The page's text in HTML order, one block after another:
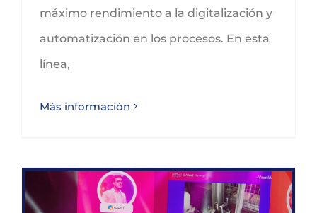
máximo rendimiento a la digitalización y
automatización en los procesos. En esta
línea,
Más información